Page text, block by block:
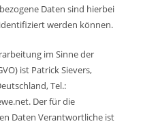
Daten sind hierbei
werden können.
im Sinne der
ist Patrick Sievers,
Tel.:
Der für die
Daten Verantwortliche ist